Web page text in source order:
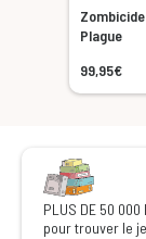
Plague
99,95€
PLUS DE 50 000
pour trouver le